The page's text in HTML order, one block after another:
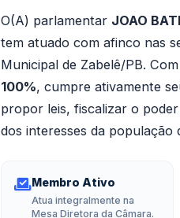
O(A) parlamentar JOAO
tem atuado com afinco nas
Municipal de Zabelê/PB.
100%, cumpre ativamente
propor leis, fiscalizar o
dos interesses da população
Membro Ativo
Atua integralmente na
Mesa Diretora da Câmara.